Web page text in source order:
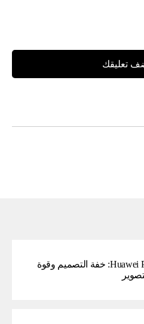
تعليقك
Huawei Pura 90s Pro: خفة التصميم وقوة